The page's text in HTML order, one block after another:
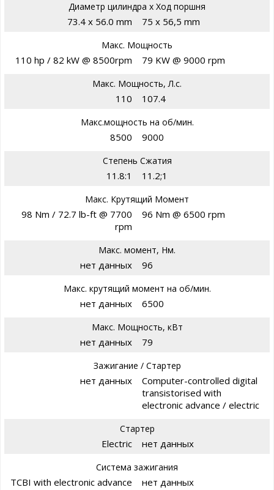
Диаметр цилиндра х Ход поршня
73.4 x 56.0 mm 75 x 56,5 mm
Макс. Мощность
110 hp / 82 kW @ 8500rpm 79 KW @ 9000 rpm
Макс. Мощность, Л.с.
110 107.4
Макс.мощность на об/мин.
8500 9000
Степень Сжатия
11.8:1 11.2;1
Макс. Крутящий Момент
98 Nm / 72.7 lb-ft @ 7700
rpm
96 Nm @ 6500 rpm
Макс. момент, Нм.
нет данных 96
Макс. крутящий момент на об/мин.
нет данных 6500
Макс. Мощность, кВт
нет данных 79
Зажигание / Стартер
нет данных
Computer-controlled digital
transistorised with
electronic advance / electric
Стартер
Electric нет данных
Система зажигания
TCBI with electronic advance нет данных